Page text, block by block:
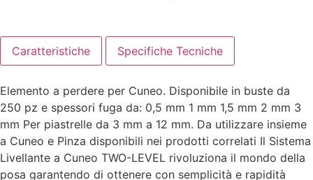
Caratteristiche Specifiche Tecniche
Elemento a perdere per Cuneo. Disponibile in buste da
250 pz e spessori fuga da: 0,5 mm 1 mm 1,5 mm 2 mm 3
mm Per piastrelle da 3 mm a 12 mm. Da utilizzare insieme
a Cuneo e Pinza disponibili nei prodotti correlati Il Sistema
Livellante a Cuneo TWO-LEVEL rivoluziona il mondo della
posa garantendo di ottenere con semplicità e rapidità